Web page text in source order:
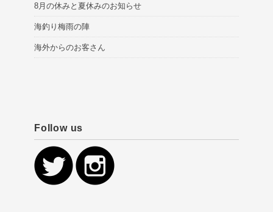
8月の休みと夏休みのお知らせ
海釣り梅雨の陣
海外からのお客さん
Follow us